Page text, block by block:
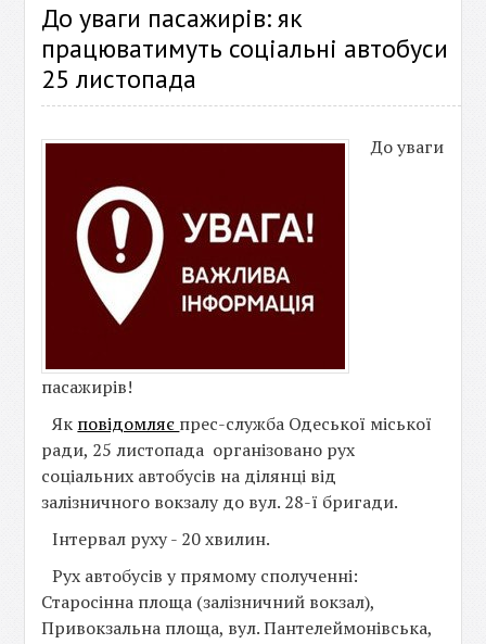
До уваги пасажирів: як
працюватимуть соціальні автобуси
25 листопада
До уваги
пасажирів!
Як повідомляє прес-служба Одеської міської
ради, 25 листопада організовано рух
соціальних автобусів на ділянці від
залізничного вокзалу до вул. 28-ї бригади.
Інтервал руху - 20 хвилин.
Рух автобусів у прямому сполученні:
Старосінна площа (залізничний вокзал),
Привокзальна площа, вул. Пантелеймонівська,